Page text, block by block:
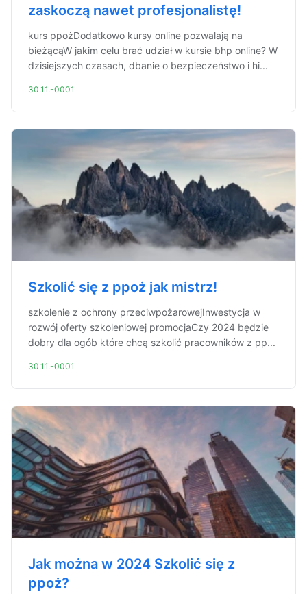
zaskoczą nawet profesjonalistę!
kurs ppożDodatkowo kursy online pozwalają na
bieżącąW jakim celu brać udział w kursie bhp online? W
dzisiejszych czasach, dbanie o bezpieczeństwo i hi...
30.11.-0001
Szkolić się z ppoż jak mistrz!
szkolenie z ochrony przeciwpożarowejInwestycja w
rozwój oferty szkoleniowej promocjaCzy 2024 będzie
dobry dla ogób które chcą szkolić pracowników z pp...
30.11.-0001
Jak można w 2024 Szkolić się z
ppoż?